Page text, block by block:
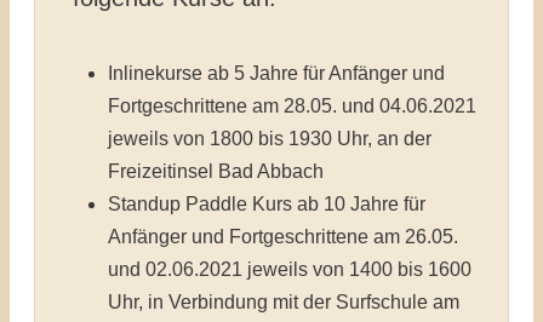
Inlinekurse ab 5 Jahre für Anfänger und
Fortgeschrittene am 28.05. und 04.06.2021
jeweils von 1800 bis 1930 Uhr, an der
Freizeitinsel Bad Abbach
Standup Paddle Kurs ab 10 Jahre für
Anfänger und Fortgeschrittene am 26.05.
und 02.06.2021 jeweils von 1400 bis 1600
Uhr, in Verbindung mit der Surfschule am